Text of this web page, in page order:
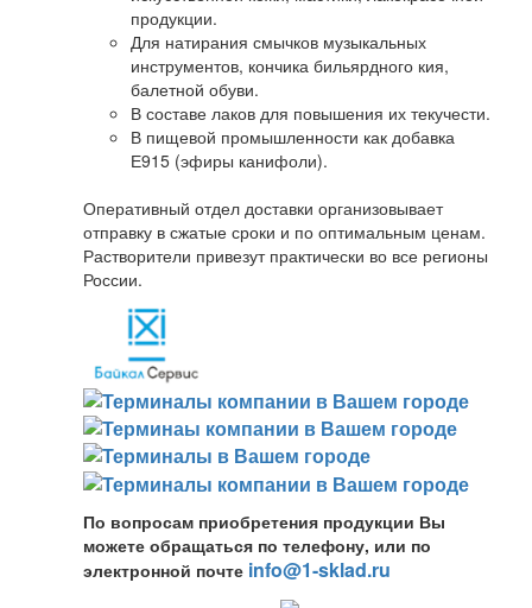
продукции.
Для натирания смычков музыкальных
инструментов, кончика бильярдного кия,
балетной обуви.
В составе лаков для повышения их текучести.
В пищевой промышленности как добавка
Е915 (эфиры канифоли).
Оперативный отдел доставки организовывает
отправку в сжатые сроки и по оптимальным ценам.
Растворители привезут практически во все регионы
России.
По вопросам приобретения продукции Вы
можете обращаться по телефону, или по
электронной почте info@1-sklad.ru